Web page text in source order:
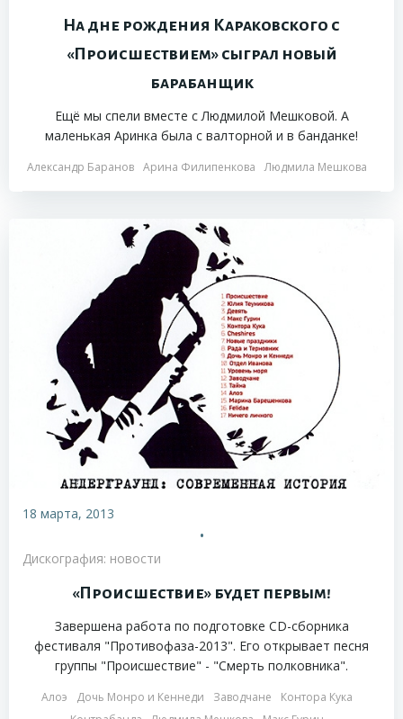
На дне рождения Караковского с
«Происшествием» сыграл новый
барабанщик
Ещё мы спели вместе с Людмилой Мешковой. А
маленькая Аринка была с валторной и в банданке!
Александр Баранов Арина Филипенкова Людмила Мешкова
18 марта, 2013
•
Дискография: новости
«Происшествие» будет первым!
Завершена работа по подготовке CD-сборника
фестиваля "Противофаза-2013". Его открывает песня
группы "Происшествие" - "Смерть полковника".
Алоэ Дочь Монро и Кеннеди Заводчане
Контора Кука